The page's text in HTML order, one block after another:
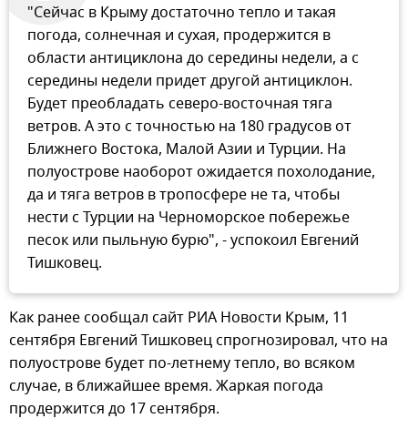
"Сейчас в Крыму достаточно тепло и такая
погода, солнечная и сухая, продержится в
области антициклона до середины недели, а с
середины недели придет другой антициклон.
Будет преобладать северо-восточная тяга
ветров. А это с точностью на 180 градусов от
Ближнего Востока, Малой Азии и Турции. На
полуострове наоборот ожидается похолодание,
да и тяга ветров в тропосфере не та, чтобы
нести с Турции на Черноморское побережье
песок или пыльную бурю", - успокоил Евгений
Тишковец.
Как ранее сообщал сайт РИА Новости Крым, 11
сентября Евгений Тишковец спрогнозировал, что на
полуострове будет по-летнему тепло, во всяком
случае, в ближайшее время. Жаркая погода
продержится до 17 сентября.